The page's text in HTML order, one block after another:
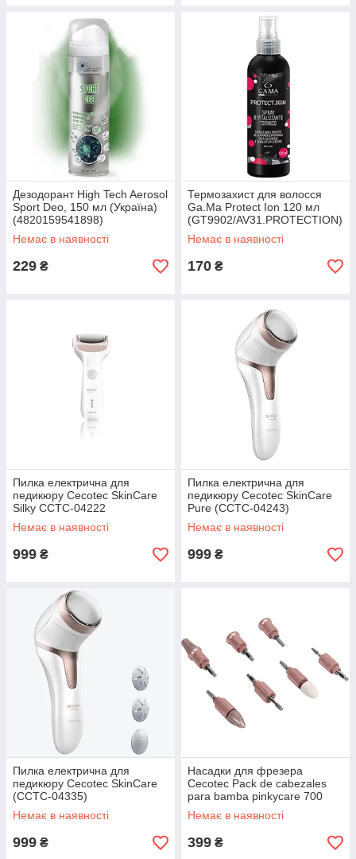
Дезодорант High Tech Aerosol
Sport Deo, 150 мл (Україна)
(4820159541898)
Немає в наявності
229 ₴
Термозахист для волосся
Ga.Ma Protect Ion 120 мл
(GT9902/AV31.PROTECTION)
Немає в наявності
170 ₴
Пилка електрична для
педикюру Cecotec SkinCare
Silky CCTC-04222
(8435484042222)
Немає в наявності
999 ₴
Пилка електрична для
педикюру Cecotec SkinCare
Pure (CCTC-04243)
Немає в наявності
999 ₴
Пилка електрична для
педикюру Cecotec SkinCare
(CCTC-04335)
Немає в наявності
999 ₴
Насадки для фрезера
Cecotec Pack de cabezales
para bamba pinkycare 700
perfect nails (consumible)
(CCTC-04319)
Немає в наявності
399 ₴